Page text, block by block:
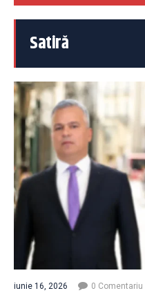
Satiră
iunie 16, 2026 0 Comentariu